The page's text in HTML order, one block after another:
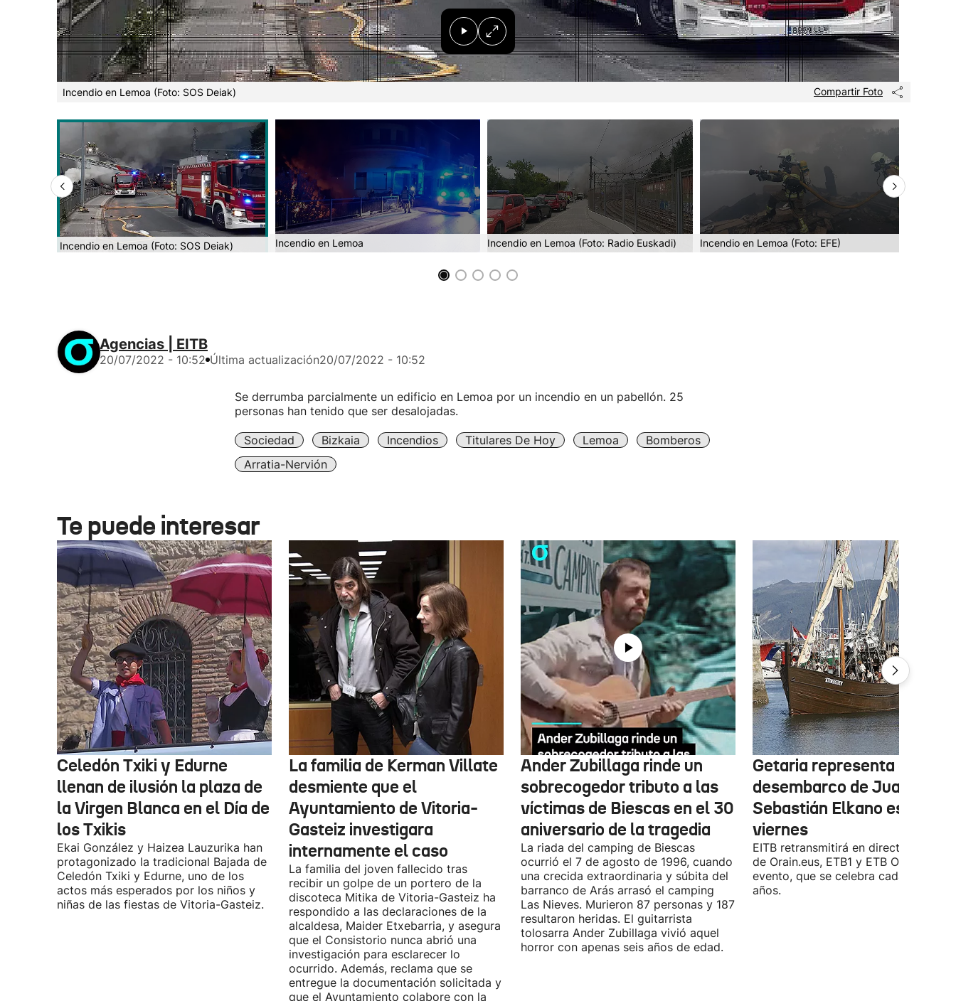
Incendio en Lemoa (Foto: SOS Deiak) Compartir Foto
Incendio en Lemoa (Foto: SOS Deiak) Incendio en Lemoa Incendio en Lemoa (Foto: Radio Euskadi) Incendio en Lemoa (Foto: EFE)
Agencias | EITB
20/07/2022 - 10:52 Última actualización20/07/2022 - 10:52
Se derrumba parcialmente un edificio en Lemoa por un incendio en un pabellón. 25
personas han tenido que ser desalojadas.
Sociedad Bizkaia Incendios Titulares De Hoy Lemoa
Bomberos
Arratia-Nervión
Te puede interesar
Celedón Txiki y Edurne
llenan de ilusión la plaza de
la Virgen Blanca en el Día de
los Txikis
Ekai González y Haizea Lauzurika han
protagonizado la tradicional Bajada de
Celedón Txiki y Edurne, uno de los
actos más esperados por los niños y
niñas de las fiestas de Vitoria-Gasteiz.
La familia de Kerman Villate
desmiente que el
Ayuntamiento de Vitoria-
Gasteiz investigara
internamente el caso
La familia del joven fallecido tras
recibir un golpe de un portero de la
discoteca Mitika de Vitoria-Gasteiz ha
respondido a las declaraciones de la
alcaldesa, Maider Etxebarria, y asegura
que el Consistorio nunca abrió una
investigación para esclarecer lo
ocurrido. Además, reclama que se
entregue la documentación solicitada y
que el Ayuntamiento colabore con la
Ander Zubillaga rinde un
sobrecogedor tributo a las
víctimas de Biescas en el 30
aniversario de la tragedia
La riada del camping de Biescas
ocurrió el 7 de agosto de 1996, cuando
una crecida extraordinaria y súbita del
barranco de Arás arrasó el camping
Las Nieves. Murieron 87 personas y 187
resultaron heridas. El guitarrista
tolosarra Ander Zubillaga vivió aquel
horror con apenas seis años de edad.
Getaria representa el
desembarco de Juan
Sebastián Elkano este
viernes
EITB retransmitirá en directo a través
de Orain.eus, ETB1 y ETB ON este
evento, que se celebra cada cuatro
años.